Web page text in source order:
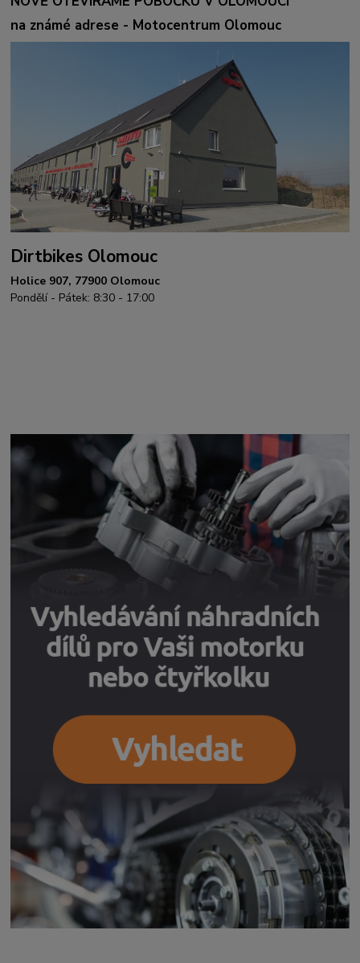
na známé adrese - Motocentrum Olomouc
Dirtbikes Olomouc
Holice 907, 77900 Olomouc
Pondělí - Pátek: 8:30 - 17:00